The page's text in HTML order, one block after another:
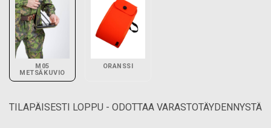
M05
METSÄKUVIO
ORANSSI
TILAPÄISESTI LOPPU - ODOTTAA VARASTOTÄYDENNYSTÄ